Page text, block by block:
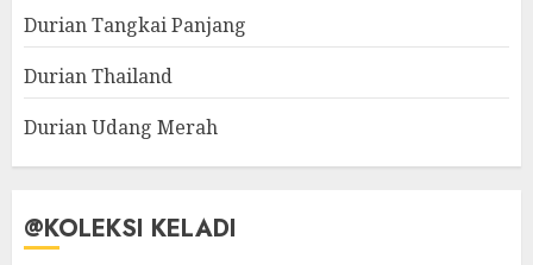
Durian Tangkai Panjang
Durian Thailand
Durian Udang Merah
@KOLEKSI KELADI